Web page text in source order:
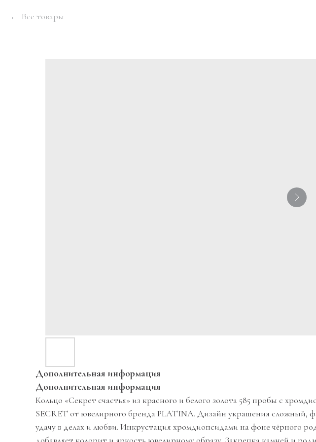
Все товары
Дополнительная информация
Дополнительная информация
Кольцо «Секрет счастья» из красного и белого золота 585 пробы с
SECRET от ювелирного бренда PLATINA. Дизайн украшения сложный,
удачу в делах и любви. Инкрустация хромдиопсидами на фоне чёрного